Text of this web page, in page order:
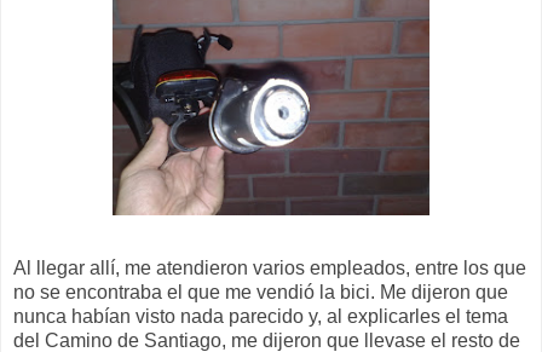
Al llegar allí, me atendieron varios empleados, entre los que
no se encontraba el que me vendió la bici. Me dijeron que
nunca habían visto nada parecido y, al explicarles el tema
del Camino de Santiago, me dijeron que llevase el resto de